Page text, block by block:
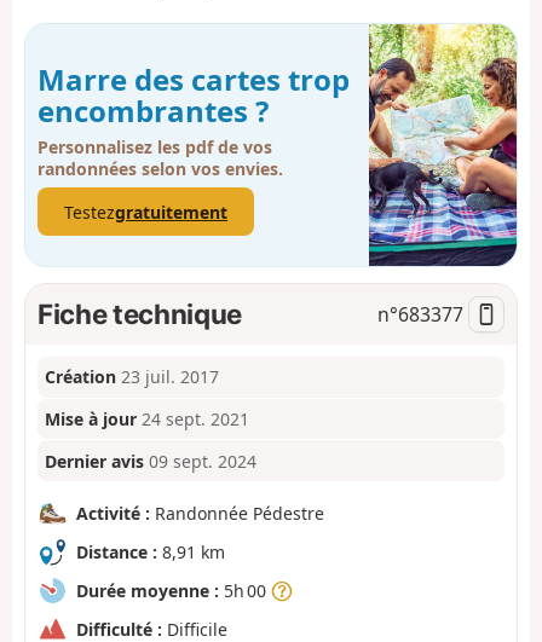
Marre des cartes trop
encombrantes ?
Personnalisez les pdf de vos
randonnées selon vos envies.
Testezgratuitement
Fiche technique n°683377
Création 23 juil. 2017
Mise à jour 24 sept. 2021
Dernier avis 09 sept. 2024
Activité : Randonnée Pédestre
Distance : 8,91 km
Durée moyenne : 5h 00
Difficulté : Difficile